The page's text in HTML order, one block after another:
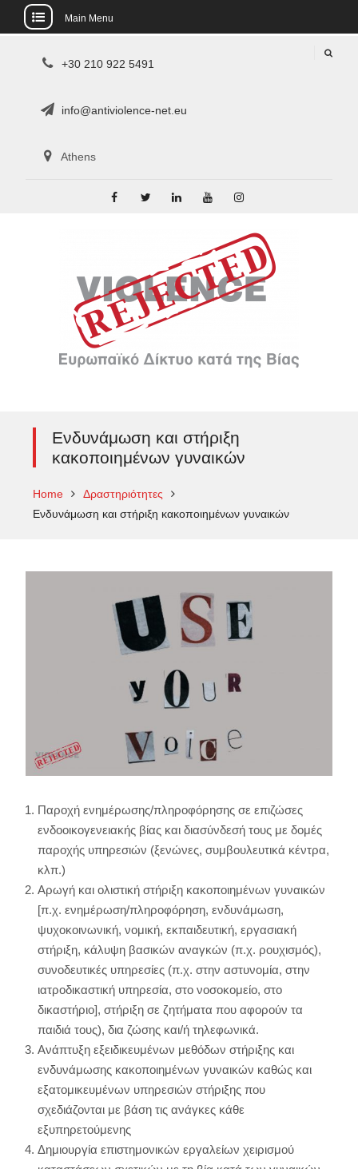
Main Menu
+30 210 922 5491
info@antiviolence-net.eu
Athens
Ενδυνάμωση και στήριξη
κακοποιημένων γυναικών
Home
Δραστηριότητες
Ενδυνάμωση και στήριξη κακοποιημένων γυναικών
Παροχή ενημέρωσης/πληροφόρησης σε επιζώσες
ενδοοικογενειακής βίας και διασύνδεσή τους με δομές
παροχής υπηρεσιών (ξενώνες, συμβουλευτικά κέντρα,
κλπ.)
Αρωγή και ολιστική στήριξη κακοποιημένων γυναικών
[π.χ. ενημέρωση/πληροφόρηση, ενδυνάμωση,
ψυχοκοινωνική, νομική, εκπαιδευτική, εργασιακή
στήριξη, κάλυψη βασικών αναγκών (π.χ. ρουχισμός),
συνοδευτικές υπηρεσίες (π.χ. στην αστυνομία, στην
ιατροδικαστική υπηρεσία, στο νοσοκομείο, στο
δικαστήριο], στήριξη σε ζητήματα που αφορούν τα
παιδιά τους), δια ζώσης και/ή τηλεφωνικά.
Ανάπτυξη εξειδικευμένων μεθόδων στήριξης και
ενδυνάμωσης κακοποιημένων γυναικών καθώς και
εξατομικευμένων υπηρεσιών στήριξης που
σχεδιάζονται με βάση τις ανάγκες κάθε
εξυπηρετούμενης
Δημιουργία επιστημονικών εργαλείων χειρισμού